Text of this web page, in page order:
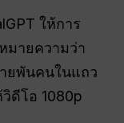
ให้การ
มายความว่า
ยพันคนในแถว
วิดีโอ 1080p